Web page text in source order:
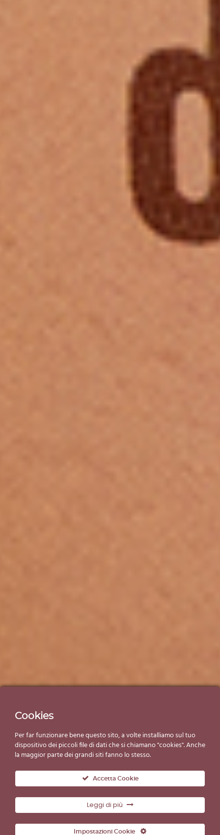
Cookies
Per far funzionare bene questo sito, a volte installiamo sul tuo
dispositivo dei piccoli file di dati che si chiamano "cookies". Anche
la maggior parte dei grandi siti fanno lo stesso.
Accetta Cookie
Leggi di più
Impostazioni Cookie